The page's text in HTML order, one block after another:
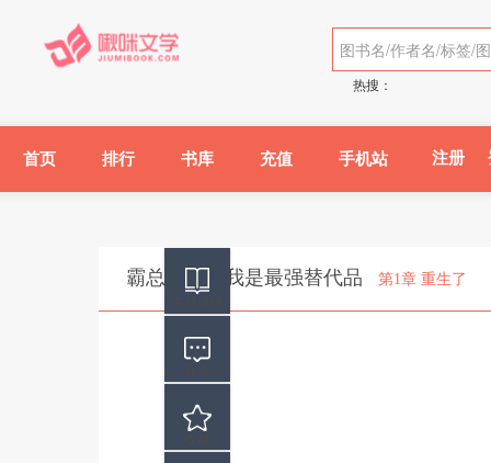
热搜：
首页 排行 书库 充值 手机站 注册
霸总你好，我是最强替代品 第1章 重生了